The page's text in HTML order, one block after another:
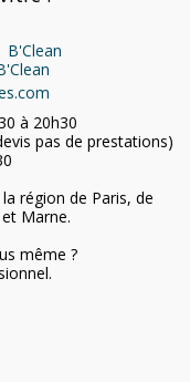
B'Clean
à 20h30
pas de prestations)
région de Paris, de
Marne.
même ?